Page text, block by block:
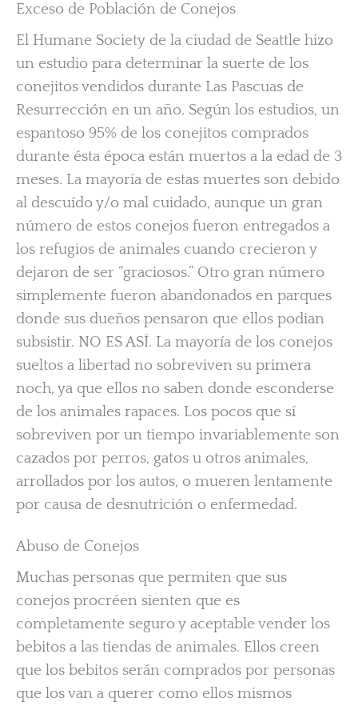
Exceso de Población de Conejos
El Humane Society de la ciudad de Seattle hizo
un estudio para determinar la suerte de los
conejitos vendidos durante Las Pascuas de
Resurrección en un año. Según los estudios, un
espantoso 95% de los conejitos comprados
durante ésta época están muertos a la edad de 3
meses. La mayoría de estas muertes son debido
al descuído y/o mal cuidado, aunque un gran
número de estos conejos fueron entregados a
los refugios de animales cuando crecieron y
dejaron de ser “graciosos.” Otro gran número
simplemente fueron abandonados en parques
donde sus dueños pensaron que ellos podian
subsistir. NO ES ASÍ. La mayoría de los conejos
sueltos a libertad no sobreviven su primera
noch, ya que ellos no saben donde esconderse
de los animales rapaces. Los pocos que sí
sobreviven por un tiempo invariablemente son
cazados por perros, gatos u otros animales,
arrollados por los autos, o mueren lentamente
por causa de desnutrición o enfermedad.
Abuso de Conejos
Muchas personas que permiten que sus
conejos procréen sienten que es
completamente seguro y aceptable vender los
bebitos a las tiendas de animales. Ellos creen
que los bebitos serán comprados por personas
que los van a querer como ellos mismos